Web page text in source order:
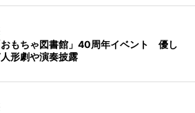
おもちゃ図書館」40周年イベント 優し
形劇や演奏披露